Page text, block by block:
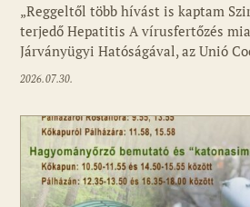
„Reggeltől több hívást is kaptam
terjedő Hepatitis A vírusfertőzés
Járványügyi Hatóságával, az Unió
2026.07.30.